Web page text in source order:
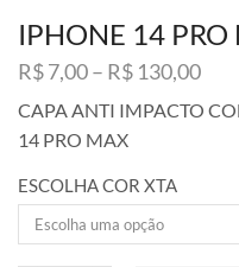
IPHONE 14 PRO
R$7,00– R$ 130,00Faixa
CAPA ANTI IMPACTO
14 PRO MAX
ESCOLHA COR XTA